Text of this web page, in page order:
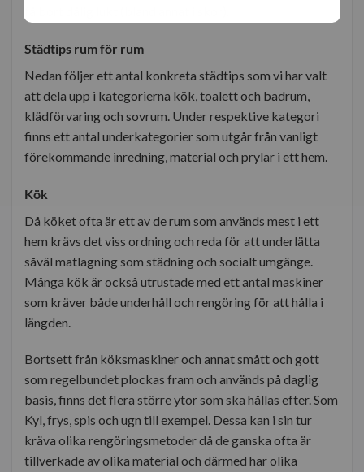
Städtips rum för rum
Nedan följer ett antal konkreta städtips som vi har valt
att dela upp i kategorierna kök, toalett och badrum,
klädförvaring och sovrum. Under respektive kategori
finns ett antal underkategorier som utgår från vanligt
förekommande inredning, material och prylar i ett hem.
Kök
Då köket ofta är ett av de rum som används mest i ett
hem krävs det viss ordning och reda för att underlätta
såväl matlagning som städning och socialt umgänge.
Många kök är också utrustade med ett antal maskiner
som kräver både underhåll och rengöring för att hålla i
längden.
Bortsett från köksmaskiner och annat smått och gott
som regelbundet plockas fram och används på daglig
basis, finns det flera större ytor som ska hållas efter. Som
Kyl, frys, spis och ugn till exempel. Dessa kan i sin tur
kräva olika rengöringsmetoder då de ganska ofta är
tillverkade av olika material och därmed har olika